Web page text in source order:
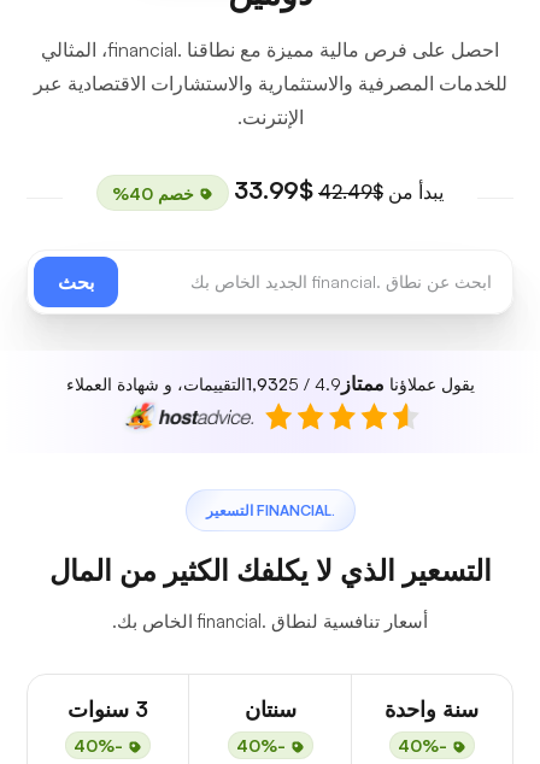
احصل على فرص مالية مميزة مع نطاقنا .financial، المثالي
للخدمات المصرفية والاستثمارية والاستشارات الاقتصادية عبر
الإنترنت.
يبدأ من $42.49
$33.99 خصم 40%
بحث
يقول عملاؤنا ممتاز 4.9 / 5
1,932التقييمات، و شهادة العملاء
.FINANCIAL التسعير
التسعير الذي لا يكلفك الكثير من المال
أسعار تنافسية لنطاق .financial الخاص بك.
سنة واحدة
-40%
سنتان
-40%
3 سنوات
-40%